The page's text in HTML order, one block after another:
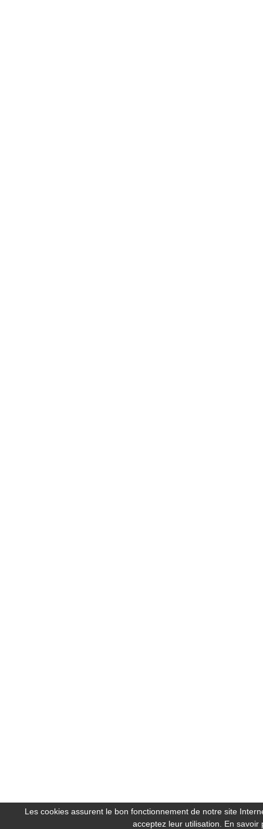
Les cookies assurent le bon fonctionnement de notre site
acceptez leur utilisation. En savoir